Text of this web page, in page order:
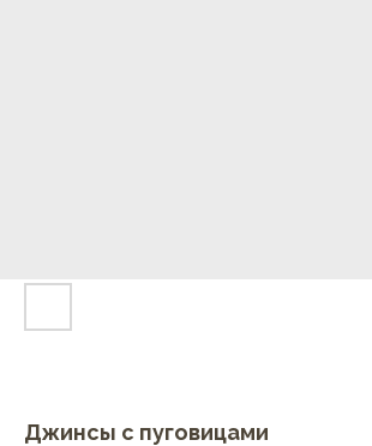
Джинсы с пуговицами